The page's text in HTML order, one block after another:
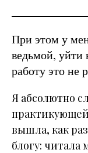
При этом у
ведьмой, уйти
работу это не
Я абсолютно
вышла, как
блогу: читала